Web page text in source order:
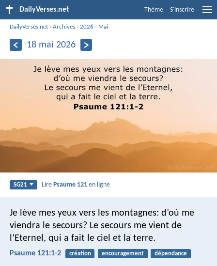
DailyVerses.net Thème S'inscrire
DailyVerses.net ›Archives ›2026 › Mai
18 mai 2026
SG21 LirePsaume 121 en ligne
Je lève mes yeux vers les montagnes: d’où me
viendra le secours? Le secours me vient de
l’Eternel, qui a fait le ciel et la terre.
Psaume 121:1-2 création encouragement dépendance